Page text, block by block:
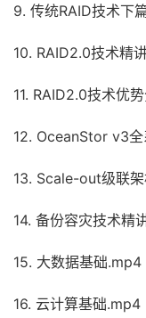
9. 传统RAID技术下
10. RAID2.0技术精
11. RAID2.0技术优
12. OceanStor v3
13. Scale-out级联
14. 备份容灾技术精
15. 大数据基础.mp4
16. 云计算基础.mp4